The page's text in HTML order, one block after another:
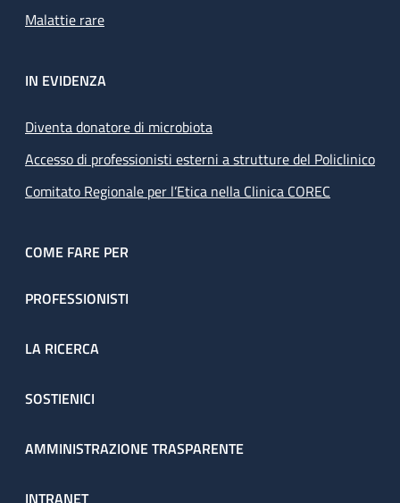
Malattie rare
IN EVIDENZA
Diventa donatore di microbiota
Accesso di professionisti esterni a strutture del Policlinico
Comitato Regionale per l’Etica nella Clinica COREC
COME FARE PER
PROFESSIONISTI
LA RICERCA
SOSTIENICI
AMMINISTRAZIONE TRASPARENTE
INTRANET